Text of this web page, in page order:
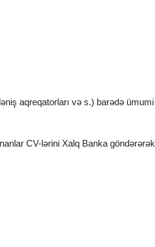
aqreqatorları və s.) barədə ümumi
CV-lərini Xalq Banka göndərərək